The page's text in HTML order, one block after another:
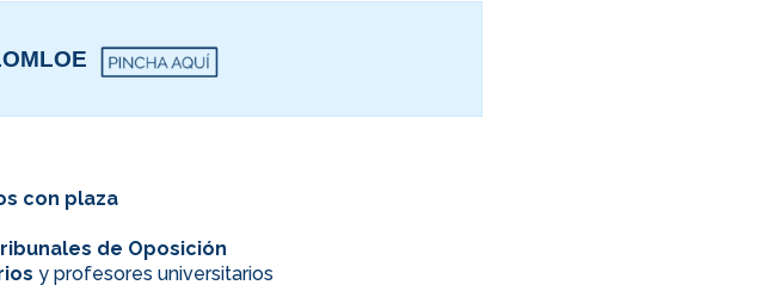
con plaza
de Oposición
y profesores universitarios